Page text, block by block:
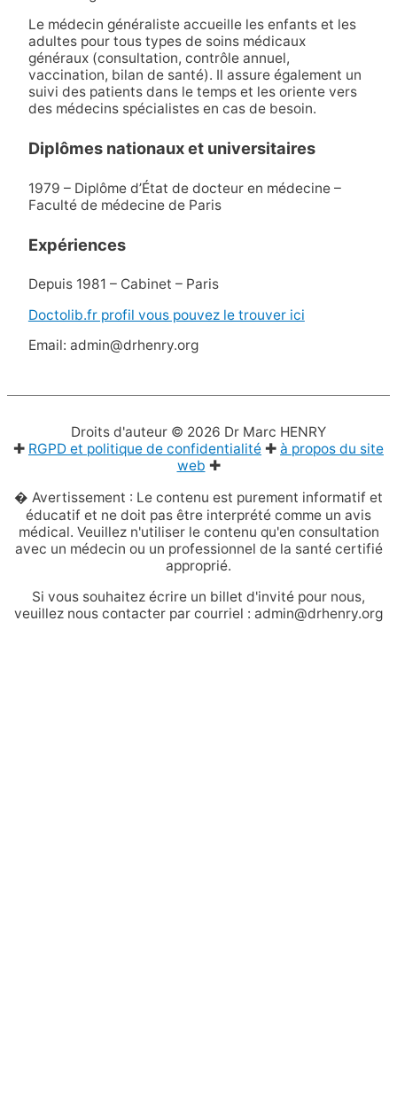
Le médecin généraliste accueille les enfants et les
adultes pour tous types de soins médicaux
généraux (consultation, contrôle annuel,
vaccination, bilan de santé). Il assure également un
suivi des patients dans le temps et les oriente vers
des médecins spécialistes en cas de besoin.
Diplômes nationaux et universitaires
1979 – Diplôme d’État de docteur en médecine –
Faculté de médecine de Paris
Expériences
Depuis 1981 – Cabinet – Paris
Doctolib.fr profil vous pouvez le trouver ici
Email: admin@drhenry.org
Droits d'auteur © 2026 Dr Marc HENRY
✚ RGPD et politique de confidentialité ✚ à propos du site
web ✚
� Avertissement : Le contenu est purement informatif et
éducatif et ne doit pas être interprété comme un avis
médical. Veuillez n'utiliser le contenu qu'en consultation
avec un médecin ou un professionnel de la santé certifié
approprié.
Si vous souhaitez écrire un billet d'invité pour nous,
veuillez nous contacter par courriel : admin@drhenry.org